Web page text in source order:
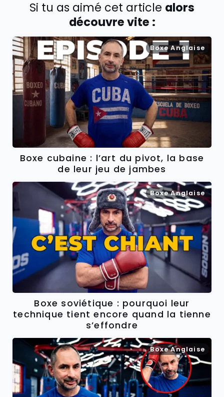
Si tu as aimé cet article alors
découvre vite :
Boxe Anglaise
Boxe cubaine : l’art du pivot, la base
de leur jeu de jambes
Boxe Anglaise
Boxe soviétique : pourquoi leur
technique tient encore quand la tienne
s’effondre
Boxe Anglaise